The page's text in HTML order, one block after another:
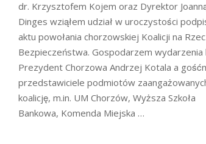
dr. Krzysztofem Kojem oraz Dyrektor
Dinges wziąłem udział w uroczystości
aktu powołania chorzowskiej Koalicji na
Bezpieczeństwa. Gospodarzem wydarzenia
Prezydent Chorzowa Andrzej Kotala a
przedstawiciele podmiotów
koalicję, m.in. UM Chorzów, Wyższa Szkoła
Bankowa, Komenda Miejska …